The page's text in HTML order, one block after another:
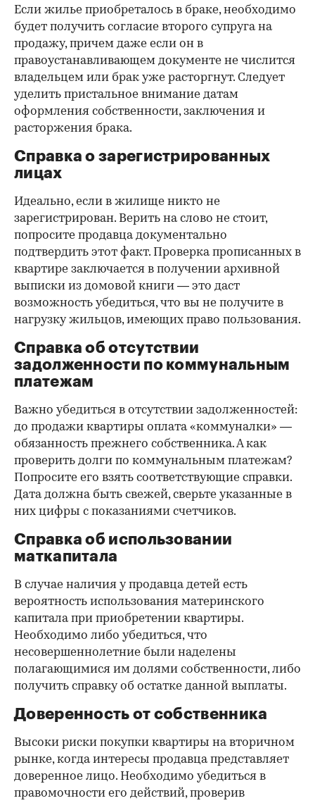
Если жилье приобреталось в браке, необходимо
будет получить согласие второго супруга на
продажу, причем даже если он в
правоустанавливающем документе не числится
владельцем или брак уже расторгнут. Следует
уделить пристальное внимание датам
оформления собственности, заключения и
расторжения брака.
Справка о зарегистрированных
лицах
Идеально, если в жилище никто не
зарегистрирован. Верить на слово не стоит,
попросите продавца документально
подтвердить этот факт. Проверка прописанных в
квартире заключается в получении архивной
выписки из домовой книги — это даст
возможность убедиться, что вы не получите в
нагрузку жильцов, имеющих право пользования.
Справка об отсутствии
задолженности по коммунальным
платежам
Важно убедиться в отсутствии задолженностей:
до продажи квартиры оплата «коммуналки» —
обязанность прежнего собственника. А как
проверить долги по коммунальным платежам?
Попросите его взять соответствующие справки.
Дата должна быть свежей, сверьте указанные в
них цифры с показаниями счетчиков.
Справка об использовании
маткапитала
В случае наличия у продавца детей есть
вероятность использования материнского
капитала при приобретении квартиры.
Необходимо либо убедиться, что
несовершеннолетние были наделены
полагающимися им долями собственности, либо
получить справку об остатке данной выплаты.
Доверенность от собственника
Высоки риски покупки квартиры на вторичном
рынке, когда интересы продавца представляет
доверенное лицо. Необходимо убедиться в
правомочности его действий, проверив